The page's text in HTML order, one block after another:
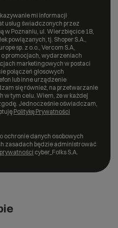
mi informacji
usług świadczonych przez
w Poznaniu, ul. Wierzbięcice 1B,
powiązanych, tj. Shoper S.A.,
sp. z o.o., Vercom S.A,
promocjach, wydarzeniach
marketingowych w postaci
połączeń głosowych
lub inne urządzenie
się również, na przetwarzanie
w tym celu. Wiem, że w każdej
Jednocześnie oświadczam,
Politykę Prywatności
ochronie danych osobowych
zasadach będzie administrować
cyber_Folks S.A.